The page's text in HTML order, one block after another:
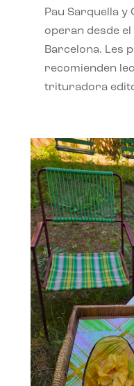
Pau Sarquella y
operan desde
Barcelona. Les
recomienden
trituradora